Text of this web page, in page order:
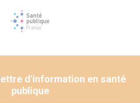
d'information en santé
publique